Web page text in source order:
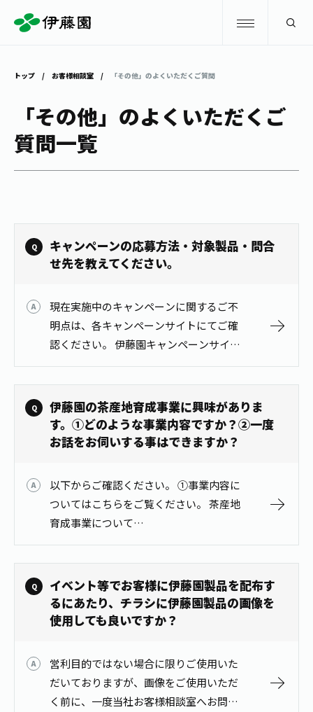
商品情報 トップ
お〜いお茶
健康ミネラルむぎ茶
1日分の野菜
ブランドから探す
カテゴリーから探す
安全・安心への取組み
キャンペーン
お茶を知る・楽しむ
お茶を楽しむ
お茶のいれ方
動画ギャラリー
レシピ集
お茶百科
茶産地育成事業
茶殻リサイクルシステム
ウェルネスフォーラム
体験・イベント
見学・体験
工場見学
食育・文化
食育・イベント
新俳句大賞
未来の桜プロジェクト
伊藤園レディス
店舗・通販
伊藤園の店舗トップ
茶寮伊藤園
店舗検索
通信販売トップ
健康体
お客様相談室
企業情報 GLOBAL
トップ お客様相談室 「その他」のよくいただくご質問
「その他」のよくいただくご
質問一覧
キャンペーンの応募方法・対象製品・問合
せ先を教えてください。
現在実施中のキャンペーンに関するご不
明点は、各キャンペーンサイトにてご確
認ください。 伊藤園キャンペーンサイト
https://www.itoen.jp/campaign/ ※SNS
等のキャンペーンは、各キャンペーンの
注…
伊藤園の茶産地育成事業に興味がありま
す。①どのような事業内容ですか？②一度
お話をお伺いする事はできますか？
以下からご確認ください。 ①事業内容に
ついてはこちらをご覧ください。 茶産地
育成事業について
https://www.itoen.co.jp/tea_producing/index.html
②茶産地育成事業についてのご…
イベント等でお客様に伊藤園製品を配布す
るにあたり、チラシに伊藤園製品の画像を
使用しても良いですか？
営利目的ではない場合に限りご使用いた
だいておりますが、画像をご使用いただ
く前に、一度当社お客様相談室へお問合